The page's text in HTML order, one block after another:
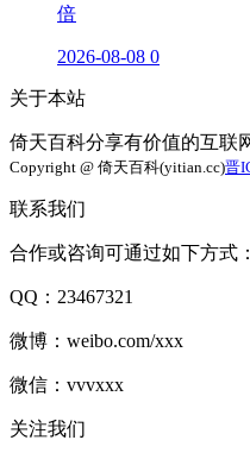
倍
2026-08-08 0
关于本站
倚天百科分享有价值的互联
Copyright @ 倚天百科(yitian.cc)晋
联系我们
合作或咨询可通过如下方式：
QQ：23467321
微博：weibo.com/xxx
微信：vvvxxx
关注我们